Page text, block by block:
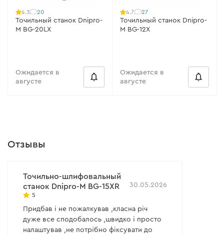
4.3 20
Точильный станок Dnipro-
M BG-20LX
Ожидается в
августе
4.7 27
Точильный станок Dnipro-
M BG-12X
Ожидается в
августе
Отзывы
Точильно-шлифовальный
станок Dnipro-M BG-15ХR
5
30.05.2026
Придбав і не пожалкував ,класна річ
дуже все сподобалось ,швидко і просто
налаштував ,не потрібно фіксувати до